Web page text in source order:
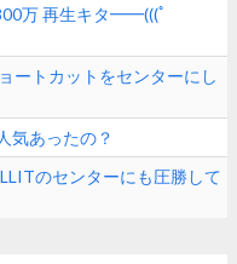
万 再生キタ━━(((ﾟ
ートカットをセンターにし
気あったの？
のセンターにも圧勝して